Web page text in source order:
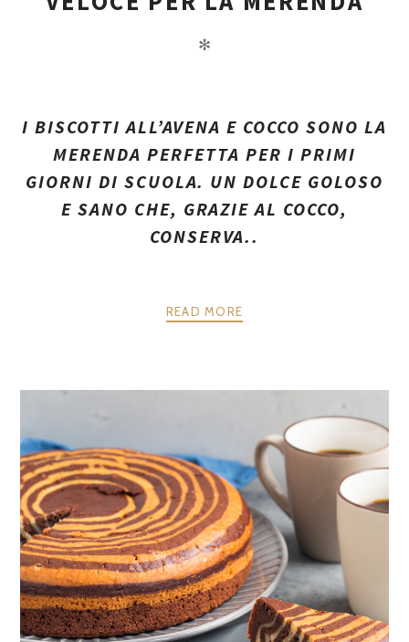
✻
I BISCOTTI ALL’AVENA E COCCO SONO LA
MERENDA PERFETTA PER I PRIMI
GIORNI DI SCUOLA. UN DOLCE GOLOSO
E SANO CHE, GRAZIE AL COCCO,
CONSERVA..
READ MORE